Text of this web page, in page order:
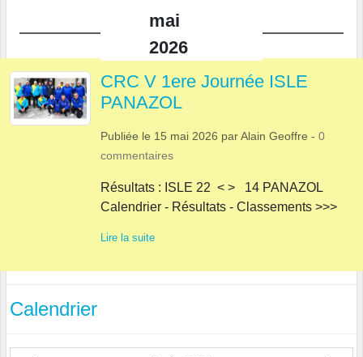
mai
2026
CRC V 1ere Journée ISLE
PANAZOL
Publiée le 15 mai 2026 parAlain Geoffre - 0
commentaires
Résultats : ISLE 22 < > 14 PANAZOL
Calendrier - Résultats - Classements >>>
Lire la suite
Calendrier